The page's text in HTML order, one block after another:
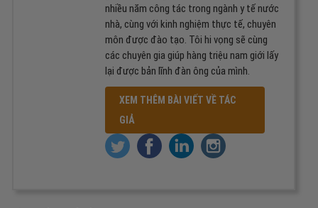
nhiều năm công tác trong ngành y tế nước
nhà, cùng với kinh nghiệm thực tế, chuyên
môn được đào tạo. Tôi hi vọng sẽ cùng
các chuyên gia giúp hàng triệu nam giới lấy
lại được bản lĩnh đàn ông của mình.
XEM THÊM BÀI VIẾT VỀ TÁC
GIẢ